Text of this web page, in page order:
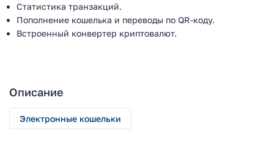
Статистика транзакций.
Пополнение кошелька и переводы по QR-коду.
Встроенный конвертер криптовалют.
Описание
Электронные кошельки